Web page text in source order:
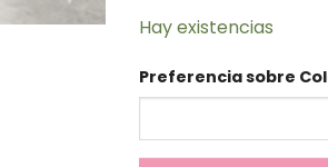
Hay existencias
Preferencia sobre